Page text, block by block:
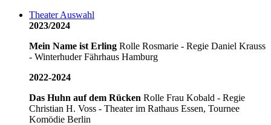
Theater Auswahl
2023/2024
Mein Name ist Erling Rolle Rosmarie - Regie Daniel Krauss
- Winterhuder Fährhaus Hamburg
2022-2024
Das Huhn auf dem Rücken Rolle Frau Kobald - Regie
Christian H. Voss - Theater im Rathaus Essen, Tournee
Komödie Berlin